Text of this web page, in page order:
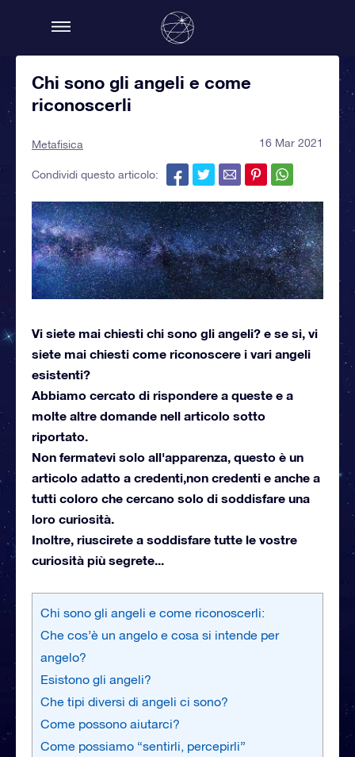
Chi sono gli angeli e come
riconoscerli
Metafisica 16 Mar 2021
Condividi questo articolo:
Vi siete mai chiesti chi sono gli angeli? e se si, vi
siete mai chiesti come riconoscere i vari angeli
esistenti?
Abbiamo cercato di rispondere a queste e a
molte altre domande nell articolo sotto
riportato.
Non fermatevi solo all'apparenza, questo è un
articolo adatto a credenti,non credenti e anche a
tutti coloro che cercano solo di soddisfare una
loro curiosità.
Inoltre, riuscirete a soddisfare tutte le vostre
curiosità più segrete...
Chi sono gli angeli e come riconoscerli:
Che cos’è un angelo e cosa si intende per
angelo?
Esistono gli angeli?
Che tipi diversi di angeli ci sono?
Come possono aiutarci?
Come possiamo “sentirli, percepirli”